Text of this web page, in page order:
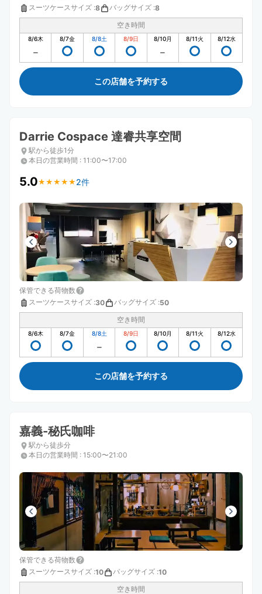
スーツケースサイズ :8 バッグサイズ :8
空き時間
8/6木 8/7金 8/8土 8/9日 8/10月 8/11火 8/12水
この店舗を予約する
Darrie Cospace 達睿共享空間
駅から徒歩1分
本日の営業時間 : 11:00〜17:00
5.0★ ★ ★ ★ ★
★ ★ ★ ★ ★ 2件
保管できる荷物数
スーツケースサイズ :30 バッグサイズ :50
空き時間
8/6木 8/7金 8/8土 8/9日 8/10月 8/11火 8/12水
この店舗を予約する
嘉義-秘氏咖啡
駅から徒歩分
本日の営業時間 : 15:00〜21:00
保管できる荷物数
スーツケースサイズ :10 バッグサイズ :10
空き時間